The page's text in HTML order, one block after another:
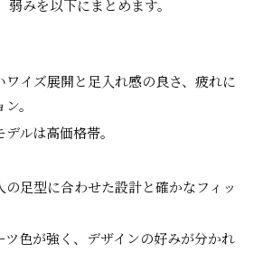
みを以下にまとめます。
ワイズ展開と足入れ感の良さ、疲れに
。
ルは高価格帯。
の足型に合わせた設計と確かなフィッ
ツ色が強く、デザインの好みが分かれ